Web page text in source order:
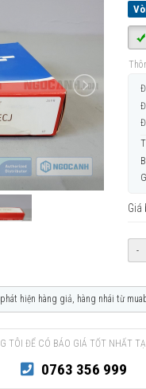
Giá
-
hiện hàng giả, hàng nhái từ
TÔI ĐỂ CÓ BÁO GIÁ TỐT NHẤT
0763 356 999